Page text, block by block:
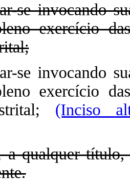
se invocando
exercício
se invocando
exercício
(Inciso
qualquer título,